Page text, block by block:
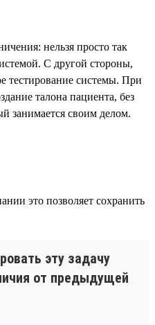
нельзя просто так
С другой стороны,
тестирование системы. При
талона пациента, без
занимается своим делом.
это позволяет сохранить
эту задачу
от предыдущей